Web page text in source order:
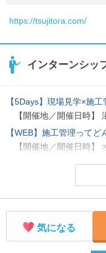
https://tsujitora.com/
インターンシッ
【5Days】現場見学×施
【開催地／開催日時】
【WEB】施工管理って
【開催地／開催日時
【1day】施工管理体験＆
気になる